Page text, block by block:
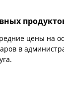
цены на
в